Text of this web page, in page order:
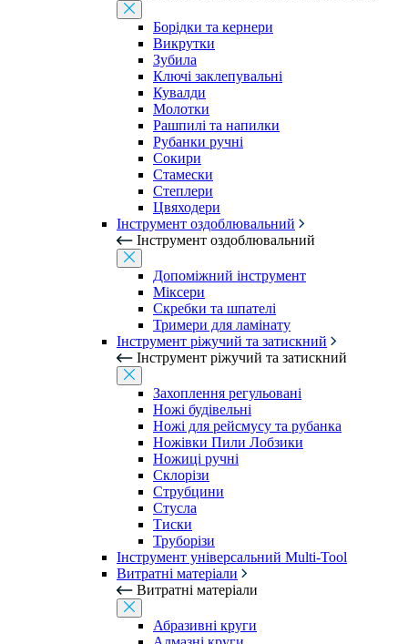
Борідки та кернери
Викрутки
Зубила
Ключі заклепувальні
Кувалди
Молотки
Рашпилі та напилки
Рубанки ручні
Сокири
Стамески
Степлери
Цвяходери
Інструмент оздоблювальний
Інструмент оздоблювальний
Допоміжний інструмент
Міксери
Скребки та шпателі
Тримери для ламінату
Інструмент ріжучий та затискний
Інструмент ріжучий та затискний
Захоплення регульовані
Ножі будівельні
Ножі для рейсмусу та рубанка
Ножівки Пили Лобзики
Ножиці ручні
Склорізи
Струбцини
Стусла
Тиски
Труборізи
Інструмент універсальний Multi-Tool
Витратні матеріали
Витратні матеріали
Абразивні круги